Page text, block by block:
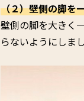
（２）壁側の脚を
壁側の脚を大きく
らないようにしま